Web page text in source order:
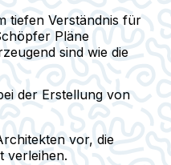
tiefen Verständnis für
Pläne
sind wie die
der Erstellung von
vor, die
verleihen.